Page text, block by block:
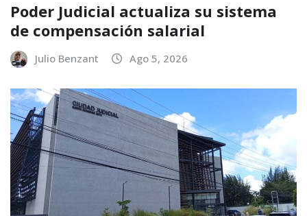
Poder Judicial actualiza su sistema
de compensación salarial
Julio Benzant Ago 5, 2026